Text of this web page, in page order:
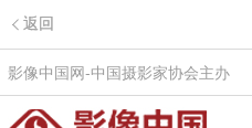
返回
影像中国网-中国摄影家协会主办